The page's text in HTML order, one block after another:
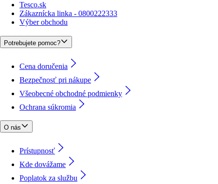
Tesco.sk
Zákaznícka linka - 0800222333
Výber obchodu
Potrebujete pomoc?
Cena doručenia
Bezpečnosť pri nákupe
Všeobecné obchodné podmienky
Ochrana súkromia
O nás
Prístupnosť
Kde dovážame
Poplatok za službu